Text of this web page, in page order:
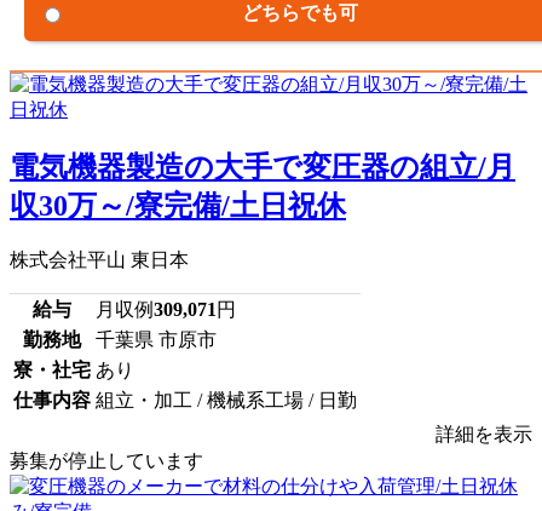
どちらでも可
電気機器製造の大手で変圧器の組立/月
収30万～/寮完備/土日祝休
株式会社平山 東日本
給与 月収例309,071円
勤務地
千葉県 市原市
寮・社宅 あり
仕事内容 組立・加工 / 機械系工場 / 日勤
詳細を表示
募集が停止しています